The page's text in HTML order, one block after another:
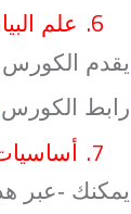
6. علم
يقدم الكورس
رابط الكورس
7.
يمكنك -عبر